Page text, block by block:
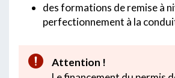
des formations de remise à
perfectionnement à la
Attention !